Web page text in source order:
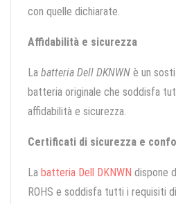
con quelle dichiarate.
Affidabilità e sicurezza
La batteria Dell DKNWN è un
batteria originale che soddisfa
affidabilità e sicurezza.
Certificati di sicurezza e
La batteria Dell DKNWN dispone
ROHS e soddisfa tutti i requisiti